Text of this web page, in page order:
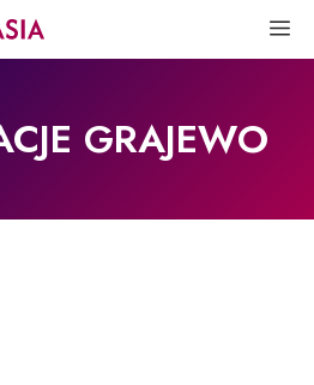
GRAJEWO